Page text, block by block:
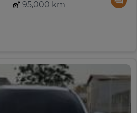
95,000 km